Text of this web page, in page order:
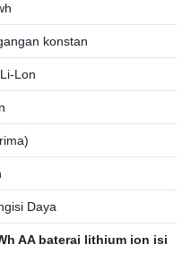
konstan
Lon
Daya
AA baterai lithium ion isi